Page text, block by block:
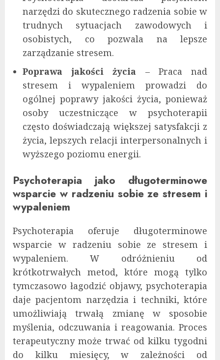
narzędzi do skutecznego radzenia sobie w
trudnych sytuacjach zawodowych i
osobistych, co pozwala na lepsze
zarządzanie stresem.
Poprawa jakości życia – Praca nad
stresem i wypaleniem prowadzi do
ogólnej poprawy jakości życia, ponieważ
osoby uczestniczące w psychoterapii
często doświadczają większej satysfakcji z
życia, lepszych relacji interpersonalnych i
wyższego poziomu energii.
Psychoterapia jako długoterminowe
wsparcie w radzeniu sobie ze stresem i
wypaleniem
Psychoterapia oferuje długoterminowe
wsparcie w radzeniu sobie ze stresem i
wypaleniem. W odróżnieniu od
krótkotrwałych metod, które mogą tylko
tymczasowo łagodzić objawy, psychoterapia
daje pacjentom narzędzia i techniki, które
umożliwiają trwałą zmianę w sposobie
myślenia, odczuwania i reagowania. Proces
terapeutyczny może trwać od kilku tygodni
do kilku miesięcy, w zależności od